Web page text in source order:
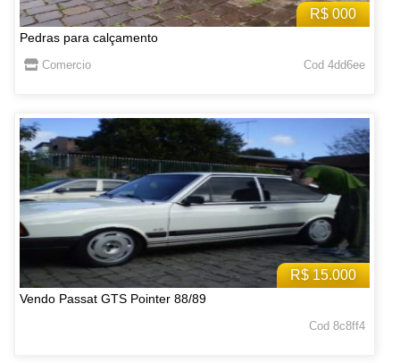
R$ 000
Pedras para calçamento
Comercio Cod 4dd6ee
R$ 15.000
Vendo Passat GTS Pointer 88/89
Cod 8c8ff4